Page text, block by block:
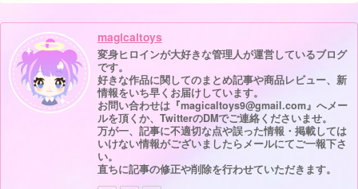
magicaltoys
変身ヒロインが大好きな管理人が運営しているブログ
です。
好きな作品に関してのまとめ記事や商品レビュー、新
情報をいち早くお届けしています。
お問い合わせは『magicaltoys9@gmail.com』へメー
ルを頂くか、TwitterのDMでご連絡くださいませ。
万が一、記事に不適切な点や誤った情報・掲載しては
いけない情報がございましたらメールにてご一報下さ
い。
直ちに記事の修正や削除を行わせていただきます。